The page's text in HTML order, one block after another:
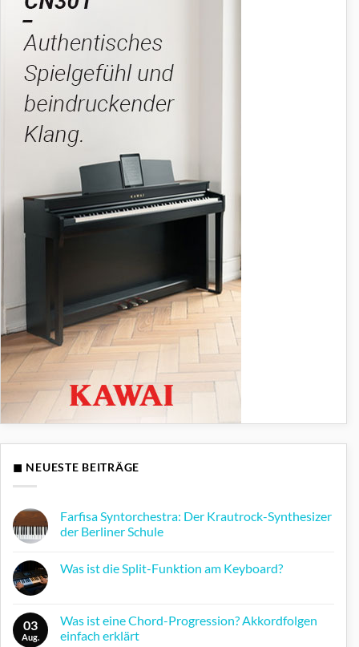
◼ NEUESTE BEITRÄGE
Farfisa Syntorchestra: Der Krautrock-Synthesizer
der Berliner Schule
zu
Synthesizer
der
Berliner
Was ist die Split-Funktion am Keyboard?
Was
ist
die
03
Aug.
Was ist eine Chord-Progression? Akkordfolgen
einfach erklärt